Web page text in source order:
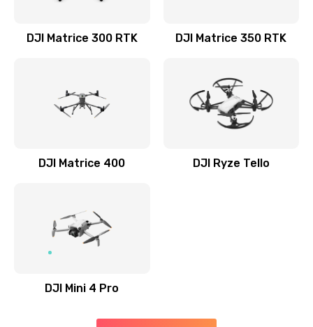
DJI Matrice 300 RTK DJI Matrice 350 RTK
DJI Matrice 400 DJI Ryze Tello
DJI Mini 4 Pro